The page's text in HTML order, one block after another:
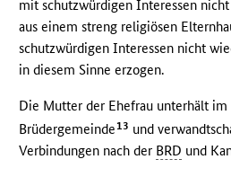
mit schutzwürdigen Interessen
aus einem streng religiösen
schutzwürdigen Interessen nicht
in diesem Sinne erzogen.
Die Mutter der Ehefrau unterhält
Brüdergemeinde13 und
Verbindungen nach der BRD und